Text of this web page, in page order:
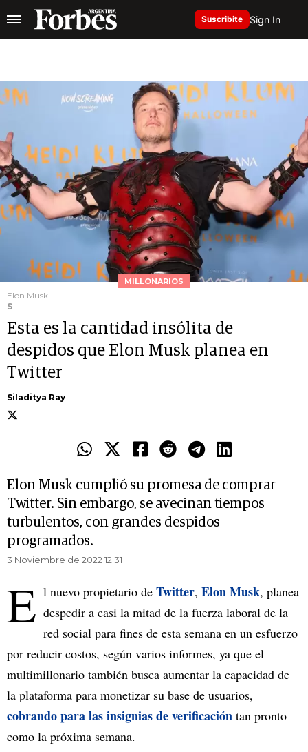
Suscribite Sign In
MILLONARIOS
Elon Musk
S
Esta es la cantidad insólita de
despidos que Elon Musk planea en
Twitter
Siladitya Ray
Elon Musk cumplió su promesa de comprar
Twitter. Sin embargo, se avecinan tiempos
turbulentos, con grandes despidos
programados.
3 Noviembre de 2022 12.31
E l nuevo propietario de Twitter, Elon Musk, planea
despedir a casi la mitad de la fuerza laboral de la
red social para fines de esta semana en un esfuerzo
por reducir costos, según varios informes, ya que el
multimillonario también busca aumentar la capacidad de
la plataforma para monetizar su base de usuarios,
cobrando para las insignias de verificación tan pronto
como la próxima semana.